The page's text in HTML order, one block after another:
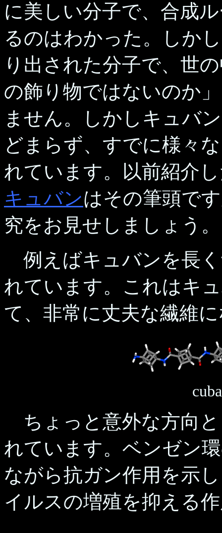
に美しい分子で、合成
るのはわかった。しか
り出された分子で、世
の飾り物ではないのか
ません。しかしキュバ
どまらず、すでに様々
れています。以前紹介
キュバンはその筆頭で
究をお見せしましょう。
例えばキュバンを長
れています。これはキ
て、非常に丈夫な繊維
ちょっと意外な方向
れています。ベンゼン
ながら抗ガン作用を示
イルスの増殖を抑える